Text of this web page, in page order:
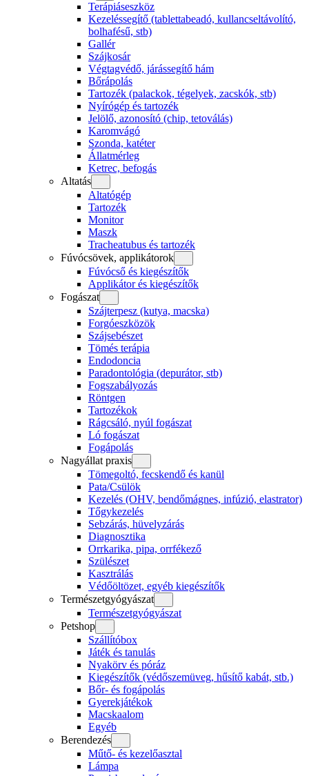
Terápiáseszköz
Kezeléssegítő (tablettabeadó, kullancseltávolító,
bolhafésű, stb)
Gallér
Szájkosár
Végtagvédő, járássegítő hám
Bőrápolás
Tartozék (palackok, tégelyek, zacskók, stb)
Nyírógép és tartozék
Jelölő, azonosító (chip, tetoválás)
Karomvágó
Szonda, katéter
Állatmérleg
Ketrec, befogás
Altatás
Altatógép
Tartozék
Monitor
Maszk
Tracheatubus és tartozék
Fúvócsövek, applikátorok
Fúvócső és kiegészítők
Applikátor és kiegészítők
Fogászat
Szájterpesz (kutya, macska)
Forgóeszközök
Szájsebészet
Tömés terápia
Endodoncia
Paradontológia (depurátor, stb)
Fogszabályozás
Röntgen
Tartozékok
Rágcsáló, nyúl fogászat
Ló fogászat
Fogápolás
Nagyállat praxis
Tömegoltó, fecskendő és kanül
Pata/Csülök
Kezelés (OHV, bendőmágnes, infúzió, elastrator)
Tőgykezelés
Sebzárás, hüvelyzárás
Diagnosztika
Orrkarika, pipa, orrfékező
Szülészet
Kasztrálás
Védőöltözet, egyéb kiegészítők
Természetgyógyászat
Természetgyógyászat
Petshop
Szállítóbox
Játék és tanulás
Nyakörv és póráz
Kiegészítők (védőszemüveg, hűsítő kabát, stb.)
Bőr- és fogápolás
Gyerekjátékok
Macskaalom
Egyéb
Berendezés
Műtő- és kezelőasztal
Lámpa